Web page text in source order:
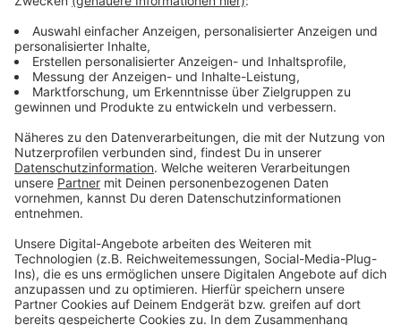
Anzeige
Weitere Infos und Links zum Thema:
Anzeige
Düsseldorf: mehr Arbeitslose im Oktober als üblich
Unsere Meldung vom 1. September 2023:
Düsseldorfer Ausbildungsmarkt entwickelt sich positiv
Die Homepage der Agentur für Arbeit